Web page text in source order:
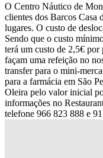
O Centro Náutico de
clientes dos Barcos
lugares. O custo de
Sendo que o custo
terá um custo de 2,5€ por
façam uma refeição no
transfer para o mini-
para a farmácia em São
Oleira pelo valor inicial
informações no
telefone 966 823 888 e